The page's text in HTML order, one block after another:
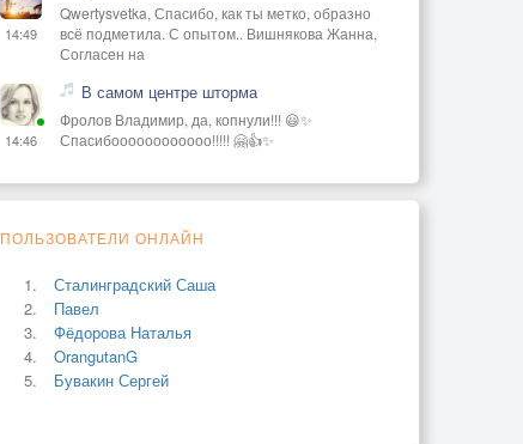
14:49
Qwertysvetka, Спасибо, как ты метко, образно
всё подметила. С опытом.. Вишнякова Жанна,
Согласен на
14:46
В самом центре шторма
Фролов Владимир, да, копнули!!! 😃✨
Спасибоооооооооооо!!!!! 🤗👍✨
ПОЛЬЗОВАТЕЛИ ОНЛАЙН
Сталинградский Саша
Павел
Фёдорова Наталья
OrangutanG
Бувакин Сергей